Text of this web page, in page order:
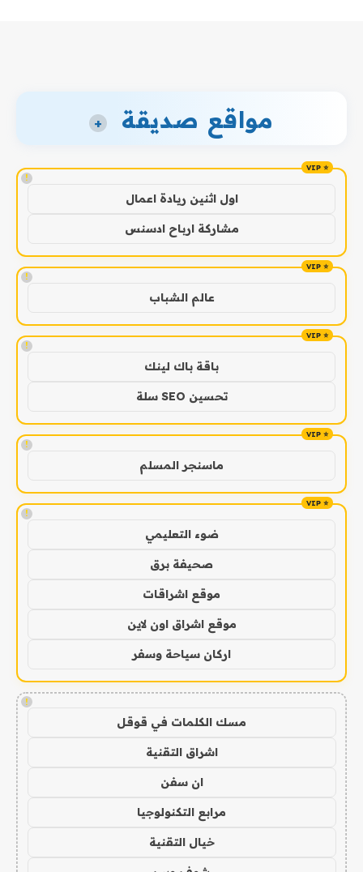
مواقع صديقة +
!
اول اثنين ريادة اعمال
مشاركة ارباح ادسنس
!
عالم الشباب
!
باقة باك لينك
تحسين SEO سلة
!
ماسنجر المسلم
!
ضوء التعليمي
صحيفة برق
موقع اشراقات
موقع اشراق اون لاين
اركان سياحة وسفر
!
مسك الكلمات في قوقل
اشراق التقنية
ان سفن
مرابع التكنولوجيا
خيال التقنية